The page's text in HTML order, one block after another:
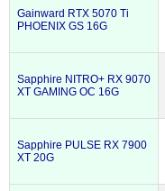
Gainward RTX 5070 Ti
PHOENIX GS 16G
Sapphire NITRO+ RX 9070
XT GAMING OC 16G
Sapphire PULSE RX 7900
XT 20G